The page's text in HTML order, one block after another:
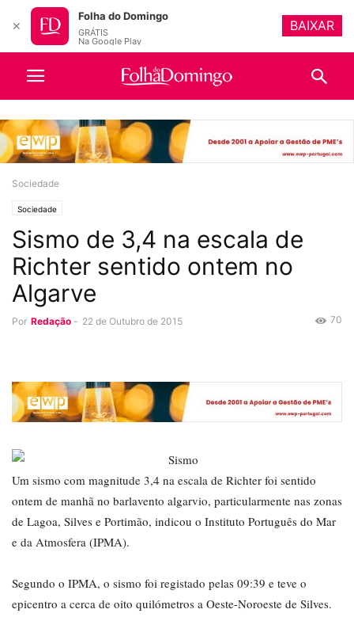
Sociedade
Sociedade
Sismo de 3,4 na escala de
Richter sentido ontem no
Algarve
Por Redação - 22 de Outubro de 2015 70
Um sismo com magnitude 3,4 na escala de Richter foi sentido
ontem de manhã no barlavento algarvio, particularmente nas zonas
de Lagoa, Silves e Portimão, indicou o Instituto Português do Mar
e da Atmosfera (IPMA).
Segundo o IPMA, o sismo foi registado pelas 09:39 e teve o
epicentro a cerca de oito quilómetros a Oeste-Noroeste de Silves.
✕
Folha do Domingo
GRÁTIS
Na Google Play
BAIXAR